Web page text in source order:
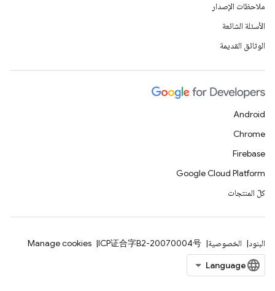
ملاحظات الإصدار
الأسئلة الشائعة
الوثائق القديمة
Android
Chrome
Firebase
Google Cloud Platform
كلّ المنتجات
البنود الخصوصية ICP证合字B2-20070004号
Manage cookies